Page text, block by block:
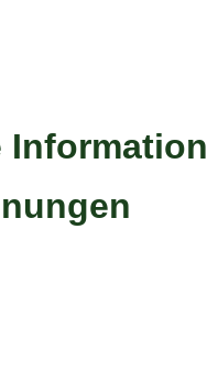
Information